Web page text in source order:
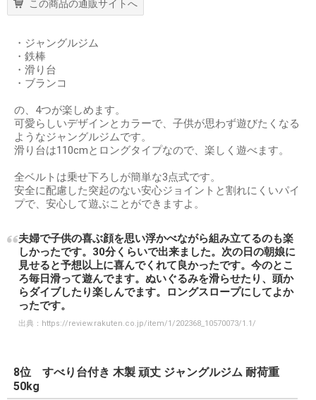
この商品の通販サイトへ
・ジャングルジム
・鉄棒
・滑り台
・ブランコ
の、4つが楽しめます。
可愛らしいデザインとカラーで、子供が思わず遊びたくなる
ようなジャングルジムです。
滑り台は110cmとロングタイプなので、楽しく遊べます。
全ベルトは乗せ下ろしが簡単な3点式です。
安全に配慮した突起のない安心ジョイントと割れにくいパイ
プで、安心して遊ぶことができますよ。
夫婦で子供の喜ぶ顔を思い浮かべながら組み立てるのも楽
しかったです。30分くらいで出来ました。次の日の朝娘に
見せると予想以上に喜んでくれて良かったです。今のとこ
ろ毎日滑って遊んでます。ぬいぐるみを滑らせたり、頭か
らダイブしたり楽しんでます。ロングスロープにしてよか
ったです。
出典： https://review.rakuten.co.jp/item/1/202368_10570073/1.1/
8位 すべり台付き 木製 頑丈 ジャングルジム 耐荷重
50kg